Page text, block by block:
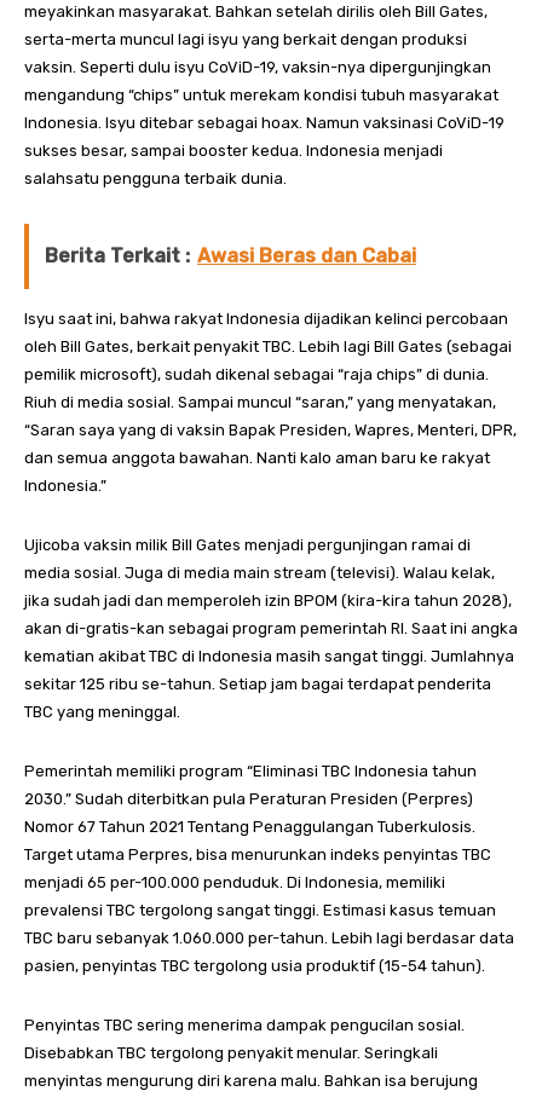
meyakinkan masyarakat. Bahkan setelah dirilis oleh Bill Gates,
serta-merta muncul lagi isyu yang berkait dengan produksi
vaksin. Seperti dulu isyu CoViD-19, vaksin-nya dipergunjingkan
mengandung “chips” untuk merekam kondisi tubuh masyarakat
Indonesia. Isyu ditebar sebagai hoax. Namun vaksinasi CoViD-19
sukses besar, sampai booster kedua. Indonesia menjadi
salahsatu pengguna terbaik dunia.
Berita Terkait : Awasi Beras dan Cabai
Isyu saat ini, bahwa rakyat Indonesia dijadikan kelinci percobaan
oleh Bill Gates, berkait penyakit TBC. Lebih lagi Bill Gates (sebagai
pemilik microsoft), sudah dikenal sebagai “raja chips” di dunia.
Riuh di media sosial. Sampai muncul “saran,” yang menyatakan,
“Saran saya yang di vaksin Bapak Presiden, Wapres, Menteri, DPR,
dan semua anggota bawahan. Nanti kalo aman baru ke rakyat
Indonesia.”
Ujicoba vaksin milik Bill Gates menjadi pergunjingan ramai di
media sosial. Juga di media main stream (televisi). Walau kelak,
jika sudah jadi dan memperoleh izin BPOM (kira-kira tahun 2028),
akan di-gratis-kan sebagai program pemerintah RI. Saat ini angka
kematian akibat TBC di Indonesia masih sangat tinggi. Jumlahnya
sekitar 125 ribu se-tahun. Setiap jam bagai terdapat penderita
TBC yang meninggal.
Pemerintah memiliki program “Eliminasi TBC Indonesia tahun
2030.” Sudah diterbitkan pula Peraturan Presiden (Perpres)
Nomor 67 Tahun 2021 Tentang Penaggulangan Tuberkulosis.
Target utama Perpres, bisa menurunkan indeks penyintas TBC
menjadi 65 per-100.000 penduduk. Di Indonesia, memiliki
prevalensi TBC tergolong sangat tinggi. Estimasi kasus temuan
TBC baru sebanyak 1.060.000 per-tahun. Lebih lagi berdasar data
pasien, penyintas TBC tergolong usia produktif (15-54 tahun).
Penyintas TBC sering menerima dampak pengucilan sosial.
Disebabkan TBC tergolong penyakit menular. Seringkali
menyintas mengurung diri karena malu. Bahkan isa berujung